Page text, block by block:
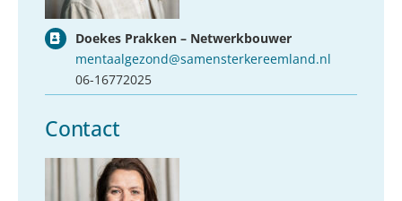
Doekes Prakken – Netwerkbouwer
mentaalgezond@samensterkereemland.nl
06-16772025
Contact